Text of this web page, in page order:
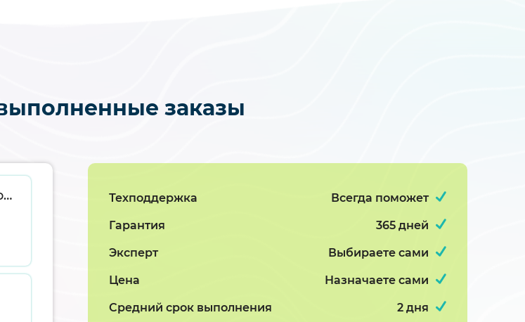
заказы
История часов. Литература Пипуныров В.Н. История часов с древнейших времен до наших дней. Москва: Наука, 1982. — 496 с. Маллалью, Х. Антиквариат : Энциклопедия мирового искусства. Самая полная история антиквариата. М. : Белый город, 2001. Техподдержка Всегда поможет
Гарантия 365 дней
Эксперт Выбираете сами
Цена Назначаете сами
Средний срок выполнения 2 дня